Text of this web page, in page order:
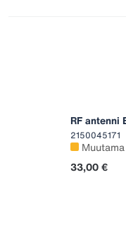
RF antenni
2150045171
33,00 €